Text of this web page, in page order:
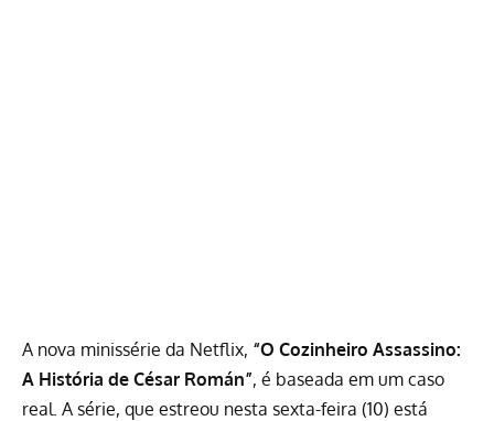
A nova minissérie da Netflix, “O Cozinheiro Assassino:
A História de César Román”, é baseada em um caso
real. A série, que estreou nesta sexta-feira (10) está